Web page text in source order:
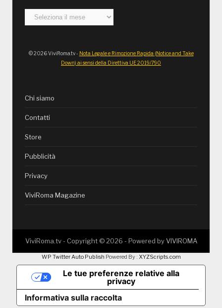
Archivi
© 2026 ViviRoma.tv - Nota Legale e Rimozione Rapida (Notice and Take
Down) ai sensi della Direttiva UE 2019/790
Chi siamo
Contatti
Store
Pubblicità
Privacy
ViviRoma Magazine
ViviRoma.tv - Copyright © 2026 - Powered byVIVIROMA
WP Twitter Auto Publish Powered By : XYZScripts.com
Informativa sulla raccolta
Le tue preferenze relative alla
privacy